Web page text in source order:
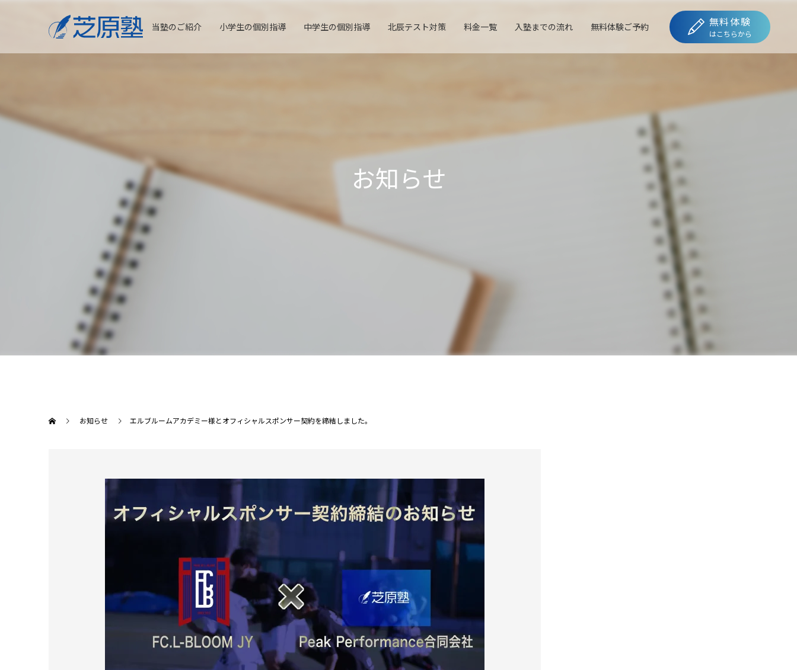
当塾のご紹介 小学生の個別指導 中学生の個別指導 北辰テスト対策 料金一覧 入塾までの流れ 無料体験ご予約 無料体験
はこちらから
お知らせ
お知らせ エルブルームアカデミー様とオフィシャルスポンサー契約を締結しました。